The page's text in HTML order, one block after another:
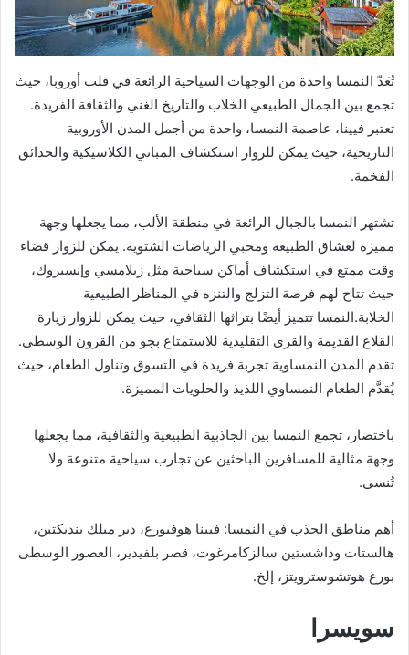
تُعَدّ النمسا واحدة من الوجهات السياحية الرائعة في قلب أوروبا، حيث
تجمع بين الجمال الطبيعي الخلاب والتاريخ الغني والثقافة الفريدة.
تعتبر فيينا، عاصمة النمسا، واحدة من أجمل المدن الأوروبية
التاريخية، حيث يمكن للزوار استكشاف المباني الكلاسيكية والحدائق
الفخمة.
تشتهر النمسا بالجبال الرائعة في منطقة الألب، مما يجعلها وجهة
مميزة لعشاق الطبيعة ومحبي الرياضات الشتوية. يمكن للزوار قضاء
وقت ممتع في استكشاف أماكن سياحية مثل زيلامسي وإنسبروك،
حيث تتاح لهم فرصة التزلج والتنزه في المناظر الطبيعية
الخلابة.النمسا تتميز أيضًا بتراثها الثقافي، حيث يمكن للزوار زيارة
القلاع القديمة والقرى التقليدية للاستمتاع بجو من القرون الوسطى.
تقدم المدن النمساوية تجربة فريدة في التسوق وتناول الطعام، حيث
يُقدَّم الطعام النمساوي اللذيذ والحلويات المميزة.
باختصار، تجمع النمسا بين الجاذبية الطبيعية والثقافية، مما يجعلها
وجهة مثالية للمسافرين الباحثين عن تجارب سياحية متنوعة ولا
تُنسى.
أهم مناطق الجذب في النمسا: فيينا هوفبورغ، دير ميلك بنديكتين،
هالستات وداشستين سالزكامرغوت، قصر بلفيدير، العصور الوسطى
بورغ هوتشوسترويتز، إلخ.
سويسرا